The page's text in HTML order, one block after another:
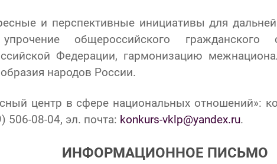
и перспективные инициативы для
общероссийского
Федерации, гармонизацию
народов России.
центр в сфере национальных отношений»:
506-08-04, эл. почта: konkurs-vklp@yandex.ru.
ИНФОРМАЦИОННОЕ ПИСЬМО